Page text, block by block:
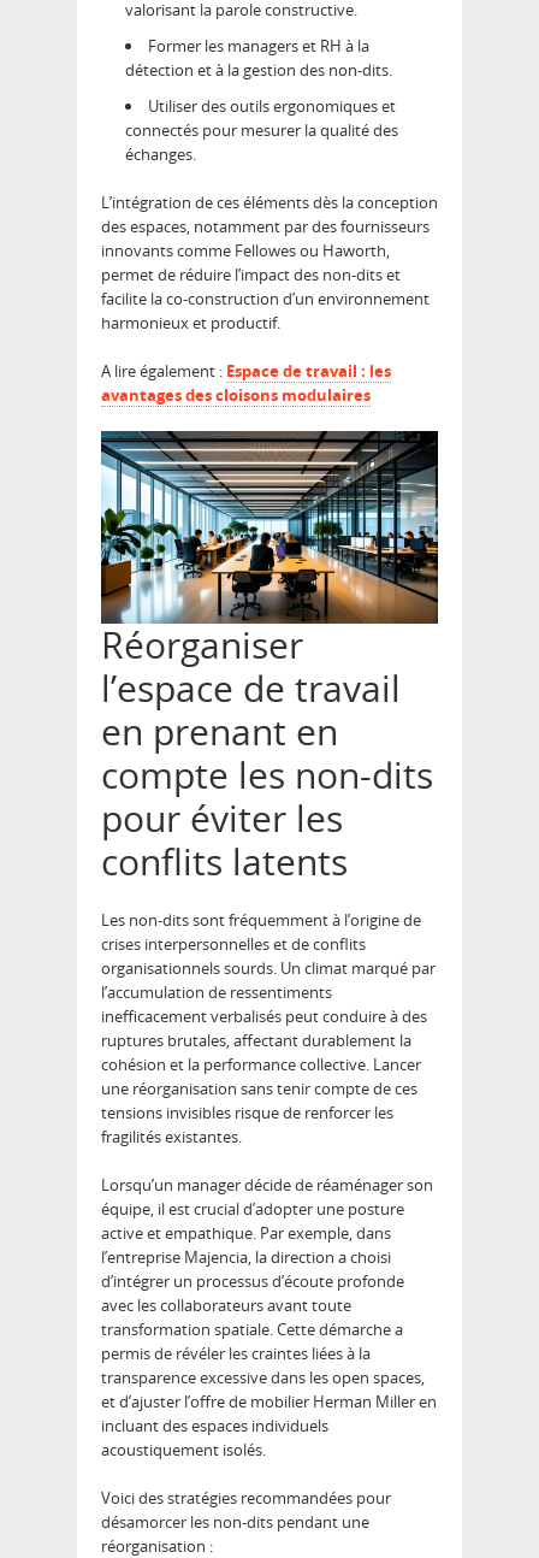
valorisant la parole constructive.
Former les managers et RH à la
détection et à la gestion des non-dits.
Utiliser des outils ergonomiques et
connectés pour mesurer la qualité des
échanges.
L’intégration de ces éléments dès la conception
des espaces, notamment par des fournisseurs
innovants comme Fellowes ou Haworth,
permet de réduire l’impact des non-dits et
facilite la co-construction d’un environnement
harmonieux et productif.
A lire également : Espace de travail : les
avantages des cloisons modulaires
Réorganiser
l’espace de travail
en prenant en
compte les non-dits
pour éviter les
conflits latents
Les non-dits sont fréquemment à l’origine de
crises interpersonnelles et de conflits
organisationnels sourds. Un climat marqué par
l’accumulation de ressentiments
inefficacement verbalisés peut conduire à des
ruptures brutales, affectant durablement la
cohésion et la performance collective. Lancer
une réorganisation sans tenir compte de ces
tensions invisibles risque de renforcer les
fragilités existantes.
Lorsqu’un manager décide de réaménager son
équipe, il est crucial d’adopter une posture
active et empathique. Par exemple, dans
l’entreprise Majencia, la direction a choisi
d’intégrer un processus d’écoute profonde
avec les collaborateurs avant toute
transformation spatiale. Cette démarche a
permis de révéler les craintes liées à la
transparence excessive dans les open spaces,
et d’ajuster l’offre de mobilier Herman Miller en
incluant des espaces individuels
acoustiquement isolés.
Voici des stratégies recommandées pour
désamorcer les non-dits pendant une
réorganisation :